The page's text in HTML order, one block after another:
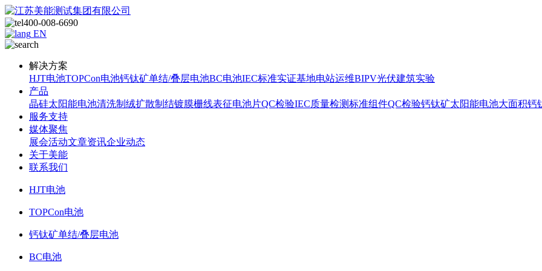
400-008-6690
EN
解决方案
HJT电池TOPCon电池钙钛矿单结/叠层电池BC电池IEC标准实证基地电站运维BIPV光伏建筑实验
产品
晶硅太阳能电池清洗制绒扩散制结镀膜栅线表征电池片QC检验IEC质量检测标准组件QC检验钙钛矿太阳能电池大面积钙
服务支持
媒体聚焦
展会活动文章资讯企业动态
关于美能
联系我们
HJT电池
TOPCon电池
钙钛矿单结/叠层电池
BC电池